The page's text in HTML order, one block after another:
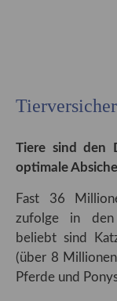
Passwort
Anmelden
Lost
Tiere sind den
optimale
Fast 36
zufolge in den
beliebt sind
(über 8
Pferde und